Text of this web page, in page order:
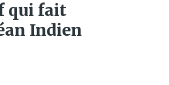
qui fait
Indien